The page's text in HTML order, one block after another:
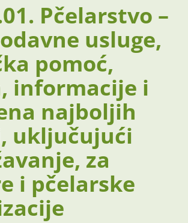
Pčelarstvo –
usluge,
pomoć,
informacije i
najboljih
uključujući
za
i pčelarske